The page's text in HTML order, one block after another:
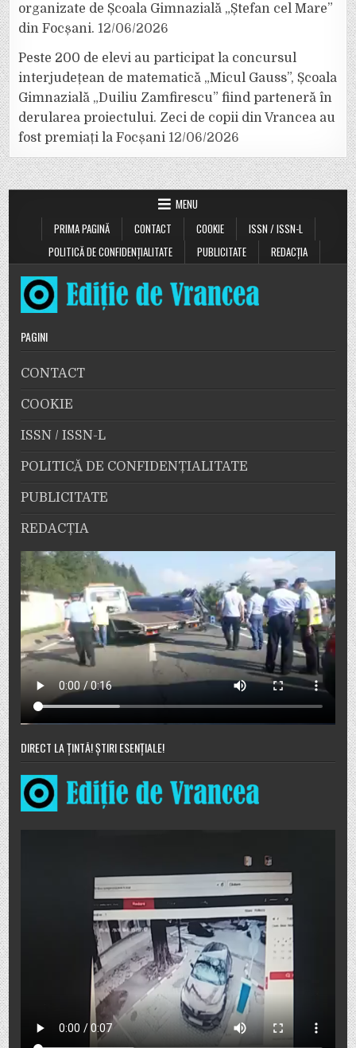
organizate de Școala Gimnazială „Ștefan cel Mare”
din Focșani. 12/06/2026
Peste 200 de elevi au participat la concursul
interjudețean de matematică „Micul Gauss”, Școala
Gimnazială „Duiliu Zamfirescu” fiind parteneră în
derularea proiectului. Zeci de copii din Vrancea au
fost premiați la Focșani 12/06/2026
MENU
PRIMA PAGINĂ
CONTACT COOKIE
ISSN / ISSN-L
POLITICĂ DE CONFIDENȚIALITATE
PUBLICITATE REDACȚIA
PAGINI
CONTACT
COOKIE
ISSN / ISSN-L
POLITICĂ DE CONFIDENȚIALITATE
PUBLICITATE
REDACȚIA
DIRECT LA ȚINTĂ! ȘTIRI ESENȚIALE!